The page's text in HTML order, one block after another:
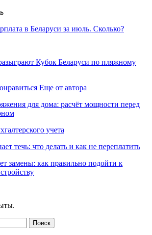
в Беларуси за июль. Сколько?
Кубок Беларуси по пляжному
Еще от автора
для дома: расчёт мощности перед
учета
течь: что делать и как не переплатить
замены: как правильно подойти к